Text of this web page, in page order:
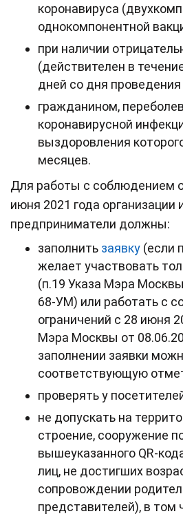
коронавируса
однокомпонентной
при наличии
(действителен в
дней со дня
гражданином,
коронавирусной
выздоровления
месяцев.
Для работы с соблюдением
июня 2021 года
предприниматели должны:
заполнить заявку (если
желает участвовать
(п.19 Указа Мэра
68-УМ) или работать с
ограничений с 28 июня
Мэра Москвы от
заполнении заявки
соответствующую
проверять у
не допускать на
строение, сооружение
вышеуказанного QR-
лиц, не достигших
сопровождении
представителей), в том